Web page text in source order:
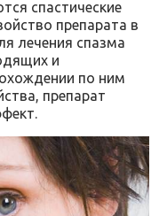
спастические
препарата в
лечения спазма
и
по ним
препарат